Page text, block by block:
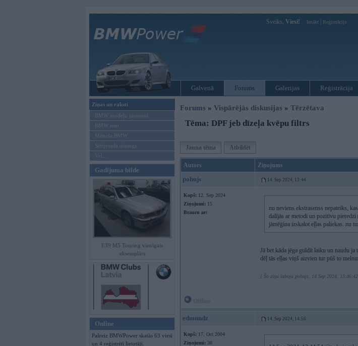
Sveiks, Viesi! Ienākt Reģistrācija
Galvenā Forums Galerijas Reģistrācija
Ziņas un raksti
BMW modeļu jaunumi
BMW testi
Mēneša BMW
Sērijveida tūnings
Vel...
Gadījuma bilde
E39 M5 Touring vienīgais
eksemplārs
Online
Pašreiz BMWPower skatās 63 viesi
un 4 reģistrēti lietotāji.
Forums » Vispārējās diskusijas » Tērzētava
Tēma: DPF jeb dīzeļa kvēpu filtrs
Jauna tēma Atbildēt
Autors Ziņojums
pohujs 14. Sep 2024, 13:44
Kopš: 12. Sep 2024
Ziņojumi: 15
Braucu ar:
nu neviens ekstrasenss nepateiks,
dalījās ar metodi un pozitīvu
jāmēģina izskalot eļļas paliekas. nu
Jā bet kāda jēga guldīt laiku un naudu
dēļ tās eļļas viņš aizvien tur pūš to
[ Šo ziņu laboja pohujs, 14 Sep 2024,
edmundz 14. Sep 2024, 14:56
Kopš: 17. Oct 2004
Ziņojumi: 38